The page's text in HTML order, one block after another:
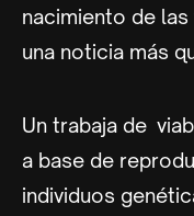
nacimiento de
una noticia más
Un trabaja de
a base de
individuos